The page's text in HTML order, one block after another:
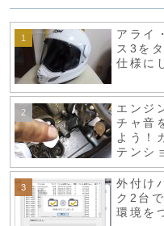
アライ
ス3を
仕様に
エンジ
チャ音
よう！
テンシ
スロッ
掃など
外付け
ク2台
環境を